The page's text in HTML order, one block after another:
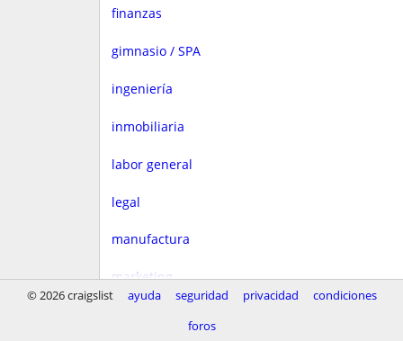
finanzas
gimnasio / SPA
ingeniería
inmobiliaria
labor general
legal
manufactura
marketing
© 2026 craigslist ayuda seguridad privacidad
condiciones
foros